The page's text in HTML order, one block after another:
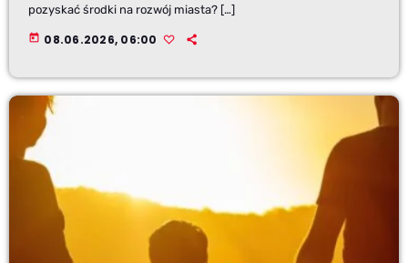
pozyskać środki na rozwój miasta? […]
today 08.06.2026, 06:00